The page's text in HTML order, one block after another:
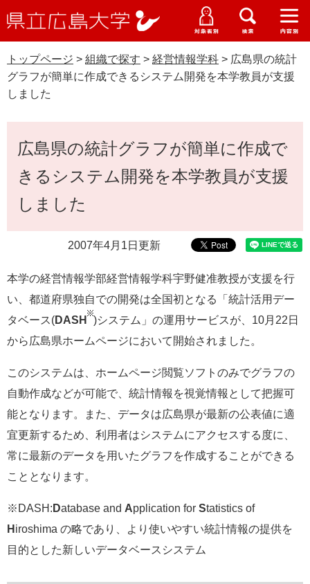
ー
ジ
先
頭
ニ
ュ
を
飛
ニ
ュ
ー
ニ
ュ
ー
ニ
ュ
ー
立
大
学
受験生の皆さま
在学生の皆さま
地域・企業の皆さま
研究者の皆さま
教職員の皆さま
受験生特設サイト
WEB版大学案内
資料請求
交通アクセス
English
o
g
e
カ
ム
検
すべて ページ PDF
大学概要
学部・大学院・専攻科
学生生活・就職支援
研究・地域連携・国際交流
入試情報
トップページ > 組織で探す > 経営情報学科 > 広島県の統計
グラフが簡単に作成できるシステム開発を本学教員が支援
しました
広島県の統計グラフが簡単に作成で
きるシステム開発を本学教員が支援
しました
2007年4月1日更新
本学の経営情報学部経営情報学科宇野健准教授が支援を行
い、都道府県独自での開発は全国初となる「統計活用デー
タベース(DASH
)システム」の運用サービスが、10月22日
から広島県ホームページにおいて開始されました。
このシステムは、ホームページ閲覧ソフトのみでグラフの
自動作成などが可能で、統計情報を視覚情報として把握可
能となります。また、データは広島県が最新の公表値に適
宜更新するため、利用者はシステムにアクセスする度に、
常に最新のデータを用いたグラフを作成することができる
こととなります。
※DASH: Database and Application for Statistics of
H iroshima の略であり、より使いやすい統計情報の提供を
目的とした新しいデータベースシステム